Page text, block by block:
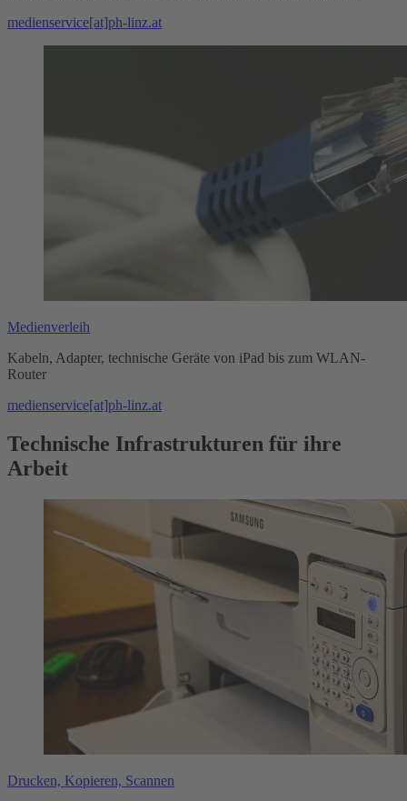
medienservice[at]ph-linz.at
Medienverleih
Kabeln, Adapter, technische Geräte von iPad bis zum WLAN-
Router
medienservice[at]ph-linz.at
Technische Infrastrukturen für ihre
Arbeit
Drucken, Kopieren, Scannen